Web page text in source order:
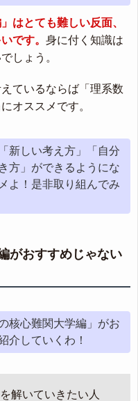
はとても難しい反面、
です。 身に付く知識は
しょう。
ているならば「理系数
オススメです。
新しい考え方」「自分
方」ができるようにな
よ！是非取り組んでみ
がおすすめじゃない
核心難関大学編」がお
介していくわ！
解いていきたい人